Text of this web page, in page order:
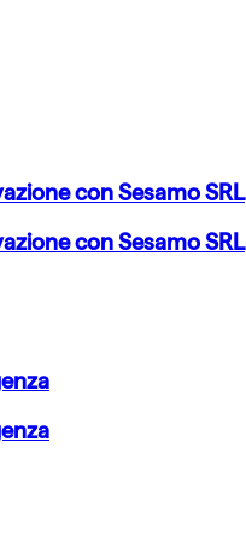
con Sesamo SRL
con Sesamo SRL